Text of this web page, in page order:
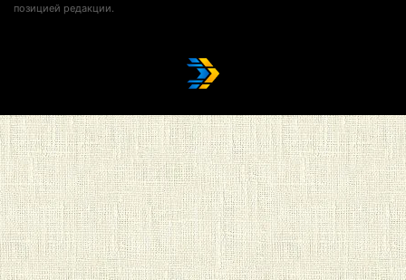
позицией редакции.